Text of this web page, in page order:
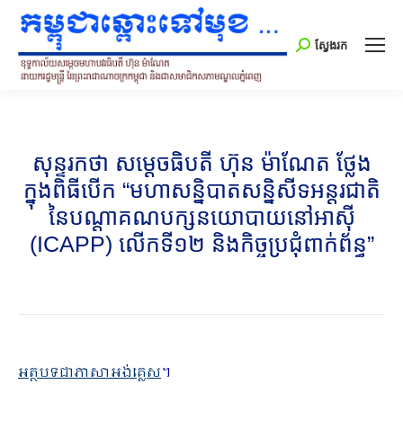
Search:
ស្វែងរក
សុន្ទរកថា សម្ដេចធិបតី ហ៊ុន ម៉ាណែត ថ្លែង
ក្នុងពិធីបើក “មហាសន្និបាតសន្និសីទអន្តរជាតិ
នៃបណ្តាគណបក្សនយោបាយនៅអាស៊ី
(ICAPP) លើកទី១២ និងកិច្ចប្រជុំពាក់ព័ន្ធ”
អត្ថបទជាភាសាអង់គ្លេស។